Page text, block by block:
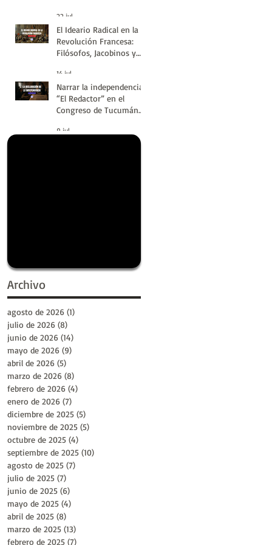
as | Huellas de la
Historia
22 jul
El Ideario Radical en la
Revolución Francesa:
Filósofos, Jacobinos y
Historia
14 jul
Narrar la independencia:
“El Redactor” en el
Congreso de Tucumán
Huellas de la Historia
9 jul
Archivo
agosto de 2026 (1)
julio de 2026 (8)
junio de 2026 (14)
mayo de 2026 (9)
abril de 2026 (5)
marzo de 2026 (8)
febrero de 2026 (4)
enero de 2026 (7)
diciembre de 2025 (5)
noviembre de 2025 (5)
octubre de 2025 (4)
septiembre de 2025 (10)
agosto de 2025 (7)
julio de 2025 (7)
junio de 2025 (6)
mayo de 2025 (4)
abril de 2025 (8)
marzo de 2025 (13)
febrero de 2025 (7)